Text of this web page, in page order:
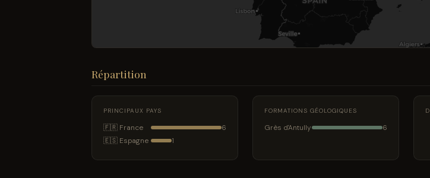
Répartition
PRINCIPAUX PAYS
🇫🇷 France 6
🇪🇸 Espagne 1
FORMATIONS GÉOLOGIQUES
Grès d'Antully 6